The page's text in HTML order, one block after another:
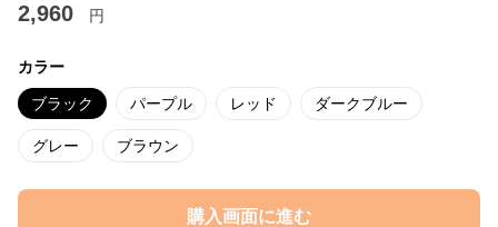
2,960 円
カラー
ブラック パープル レッド ダークブルー
グレー ブラウン
購入画面に進む